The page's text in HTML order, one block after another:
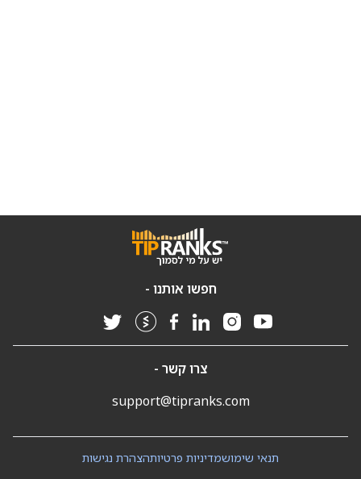
חפשו אותנו -
צרו קשר -
support@tipranks.com
הצהרת נגישותמדיניות פרטיותתנאי שימוש